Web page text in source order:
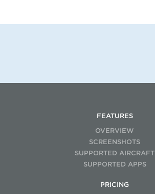
FEATURES
OVERVIEW
SCREENSHOTS
SUPPORTED AIRCRAFT
SUPPORTED APPS
PRICING